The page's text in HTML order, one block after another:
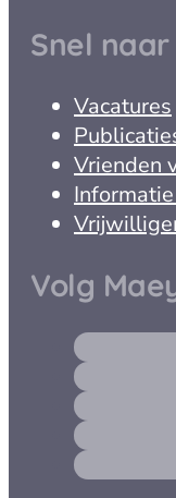
Snel naar
Vacatures
Vrienden
Volg